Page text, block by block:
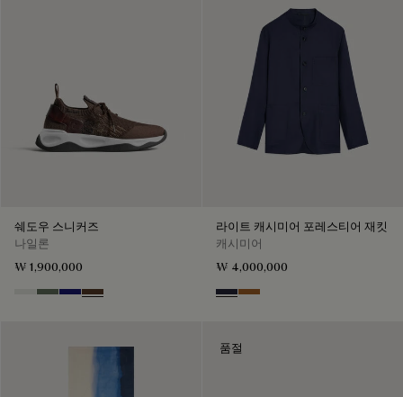
쉐도우 스니커즈
나일론
₩ 1,900,000
Cloud White
Leaf Green
Midnight Blue
Earth Brown
라이트 캐시미어 포레스티어 재킷
캐시미어
₩ 4,000,000
Cold Night Blue
Tobacco
품절